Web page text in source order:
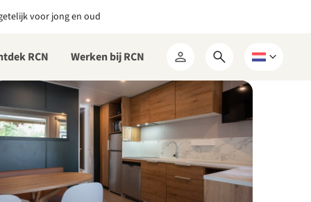
voor jong en oud
RCN Werken bij RCN
Mijn
RCN
Open
zoekformulier
Kies
taal